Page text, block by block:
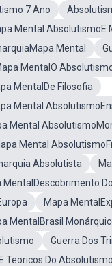
7 Ano
Mental AbsolutismoE
Mental
MentalO
MentalDe Filosofia
Mental
Mental
Mental
Absolutista
MentalDescobrimento
Mapa
MentalBrasil
Guerra Dos
Teoricos Do Absolutismo